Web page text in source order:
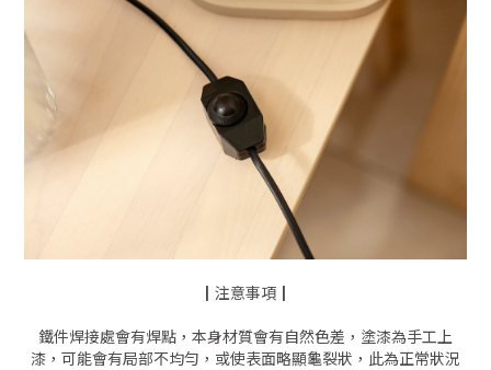
┃注意事項┃
鐵件焊接處會有焊點，本身材質會有自然色差，塗漆為手工上
漆，可能會有局部不均勻，或使表面略顯龜裂狀，此為正常狀況